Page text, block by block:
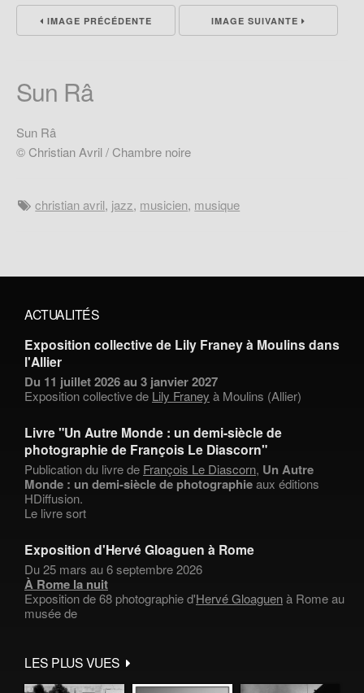
IMAGE PRÉCÉDENTE IMAGE SUIVANTE
Sun Râ
Sun Râ
© Christian Avril / Chambre noire
christian avril, jazz, musicien, musique
ACTUALITÉS
Exposition collective de Lily Franey à Moulins dans
l'Allier
Du 11 juillet 2026 au 3 janvier 2027
Exposition collective de Lily Franey à Moulins (Allier)
Livre "Un Autre Monde : un demi-siècle de
photographie de François Le Diascorn"
Publication du livre de François Le Diascorn, Un Autre
Monde : un demi-siècle de photographieaux éditions
HDiffusion.
Le livre sort
Exposition d'Hervé Gloaguen à Rome
Du 25 mars au 6 septembre 2026
À Rome la nuit
Exposition de 68 photographie d'Hervé Gloaguenà Rome au
musée de
LES PLUS VUES